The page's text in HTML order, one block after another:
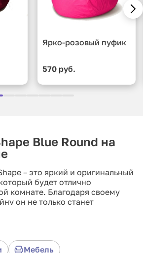
Ярко-розовый пуфик
570 руб.
Blue Round на
– это яркий и оригинальный
будет отлично
комнате. Благодаря своему
он не только станет
но и позволит
из прочной ткани. Пуфик может
Мебель